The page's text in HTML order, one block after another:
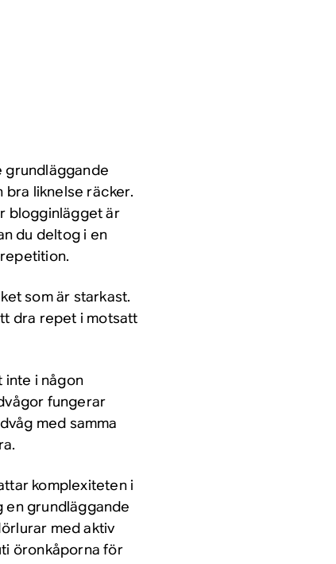
grundläggande
bra liknelse räcker.
blogginlägget är
du deltog i en
som är starkast.
dra repet i motsatt
inte i någon
fungerar
med samma
komplexiteten i
en grundläggande
med aktiv
öronkåporna för